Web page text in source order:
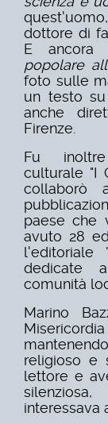
dottore di
E ancora
popolare
foto sulle
un testo su
anche
Firenze.
Fu inoltre
culturale "I
collaborò
paese che
avuto 28
l'editoriale
dedicate
comunità
Marino
religioso e
lettore e
interessava